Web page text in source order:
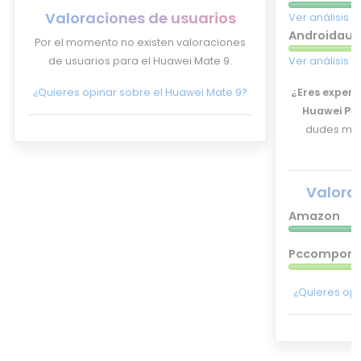
Valoraciones de usuarios
Por el momento no existen valoraciones
de usuarios para el Huawei Mate 9.
¿Quieres opinar sobre el Huawei Mate 9?
Ver análisis
Ver análisis
¿Eres
Huawei
dudes
Amazon
¿Quieres